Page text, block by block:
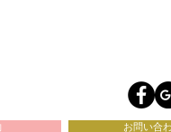
お問い合